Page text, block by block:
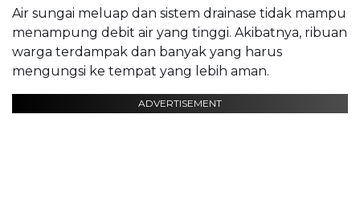
Air sungai meluap dan sistem drainase tidak mampu
menampung debit air yang tinggi. Akibatnya, ribuan
warga terdampak dan banyak yang harus
mengungsi ke tempat yang lebih aman.
ADVERTISEMENT